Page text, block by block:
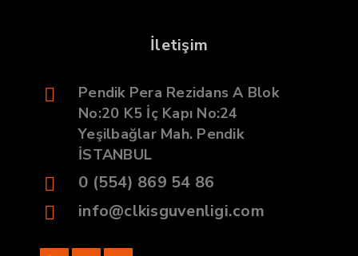
İletişim
Pendik Pera Rezidans A Blok
No:20 K5 İç Kapı No:24
Yeşilbağlar Mah. Pendik
İSTANBUL
0 (554) 869 54 86
info@clkisguvenligi.com